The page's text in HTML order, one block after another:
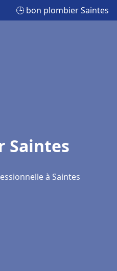
🕒 bon plombier Saintes
Saintes
à Saintes